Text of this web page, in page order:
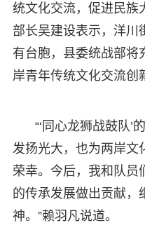
统文化交流，促进民族
部长吴建设表示，洋川
有台胞，县委统战部将
岸青年传统文化交流创
“‘同心龙狮战鼓队’
发扬光大，也为两岸文
荣幸。今后，我和队员
的传承发展做出贡献，
神。”赖羽凡说道。